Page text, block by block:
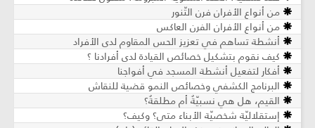
من أنواع الأفران فرن التّنور
من أنواع الأفران الفرن العاكس
أنشطة تساهم في تعزيز الحس المقاوم لدى الأفراد
كيف نقوم بتشكيل خصائص القيادة لدى أفرادنا ؟
أفكار لتفعيل أنشطة المسجد في أفواجنا
البرنامج الكشفي وخصائص النمو قضية للنقاش
القيم، هل هي نسبيّةٌ أم مطلقةٌ؟
إستقلاليّة شخصيّة الأبناء متى؟ وكيف؟